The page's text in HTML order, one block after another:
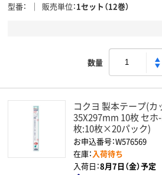
型番 販売単位 1セット（12巻）
数量
コクヨ 製本テープ(カ
35X297mm 10枚 セホ
枚:10枚×20パック)
お申込番号：W576569
在庫：入荷待ち
入荷日：8月7日（金）予定